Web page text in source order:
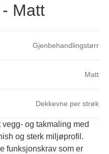
Matt
Gjenbehandlingstørr
Matt
Dekkevne per strøk
og takmaling med
og sterk miljøprofil.
funksjonskrav som er